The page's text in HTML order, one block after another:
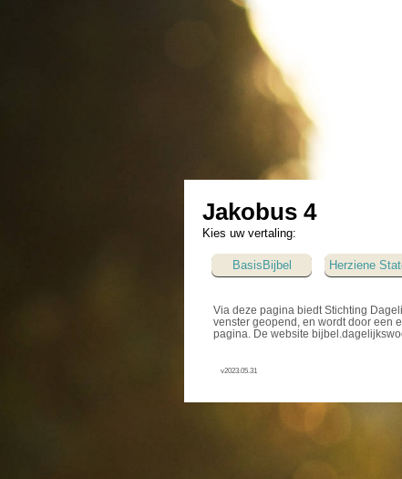
Jakobus 4
Kies uw vertaling:
BasisBijbel Herziene
Via deze pagina biedt Stichting
venster geopend, en wordt door een
pagina. De website
v2023.05.31